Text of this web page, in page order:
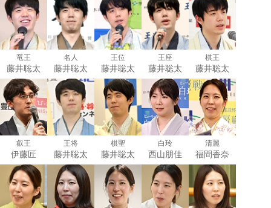
竜王
藤井聡太
名人
藤井聡太
王位
藤井聡太
王座
藤井聡太
棋王
藤井聡太
叡王
伊藤匠
王将
藤井聡太
棋聖
藤井聡太
白玲
西山朋佳
清麗
福間香奈